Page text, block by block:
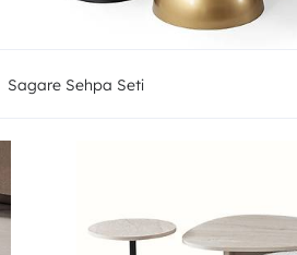
Sagare Sehpa Seti